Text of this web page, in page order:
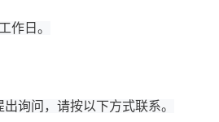
作日。
询问，请按以下方式联系。